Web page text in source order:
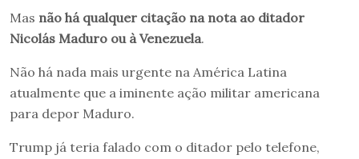
Mas não há qualquer citação na nota ao ditador
Nicolás Maduro ou à Venezuela.
Não há nada mais urgente na América Latina
atualmente que a iminente ação militar americana
para depor Maduro.
Trump já teria falado com o ditador pelo telefone,